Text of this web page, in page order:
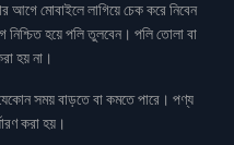
মোবাইলে লাগিয়ে চেক করে নিবেন
হয়ে পলি তুলবেন। পলি তোলা বা
হয় না।
সময় বাড়তে বা কমতে পারে। পণ্য
করা হয়।